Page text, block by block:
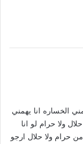
الخساره انا يهمني
ولا حرام لو انا
ولا حلال ارجو